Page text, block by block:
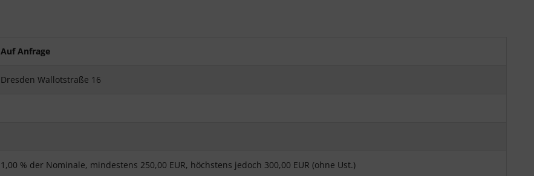
Auf Anfrage
Dresden Wallotstraße 16
1,00 % der Nominale, mindestens 250,00 EUR, höchstens jedoch 300,00 EUR (ohne Ust.)